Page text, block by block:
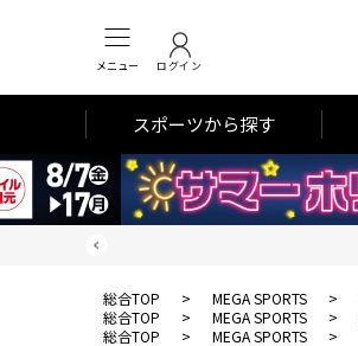
メニュー ログイン
スポーツから探す
総合TOP > MEGA SPORTS >
総合TOP
> MEGA SPORTS >
総合TOP
> MEGA SPORTS >